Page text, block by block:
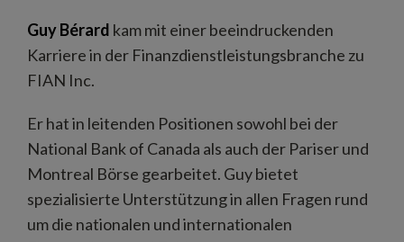
Guy Bérard kam mit einer beeindruckenden
Karriere in der Finanzdienstleistungsbranche zu
FIAN Inc.
Er hat in leitenden Positionen sowohl bei der
National Bank of Canada als auch der Pariser und
Montreal Börse gearbeitet. Guy bietet
spezialisierte Unterstützung in allen Fragen rund
um die nationalen und internationalen